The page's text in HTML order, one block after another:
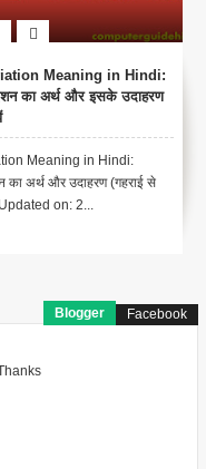
Meaning in Hindi:
का अर्थ और इसके उदाहरण
Meaning in Hindi:
का अर्थ और उदाहरण (गहराई से
on: 2...
Blogger Facebook